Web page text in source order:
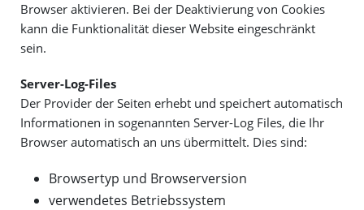
Browser aktivieren. Bei der Deaktivierung von Cookies
kann die Funktionalität dieser Website eingeschränkt
sein.
Server-Log-Files
Der Provider der Seiten erhebt und speichert automatisch
Informationen in sogenannten Server-Log Files, die Ihr
Browser automatisch an uns übermittelt. Dies sind:
Browsertyp und Browserversion
verwendetes Betriebssystem